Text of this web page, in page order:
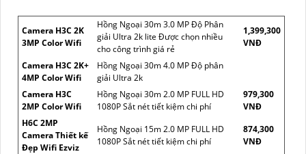
Camera H3C 2K
3MP Color Wifi
Hồng Ngoại 30m 3.0 MP Độ Phân
giải Ultra 2k lite Được chọn nhiều
cho công trình giá rẻ
1,399,300
VNĐ
Camera H3C 2K+
4MP Color Wifi
Hồng Ngoại 30m 4.0 MP Độ phân
giải Ultra 2k
Camera H3C
2MP Color Wifi
Hồng Ngoại 30m 2.0 MP FULL HD
1080P Sắt nét tiết kiệm chi phí
979,300
VNĐ
H6C 2MP
Camera Thiết kế
Đẹp Wifi Ezviz
Hồng Ngoại 15m 2.0 MP FULL HD
1080P Sắt nét tiết kiệm chi phí
874,300
VNĐ